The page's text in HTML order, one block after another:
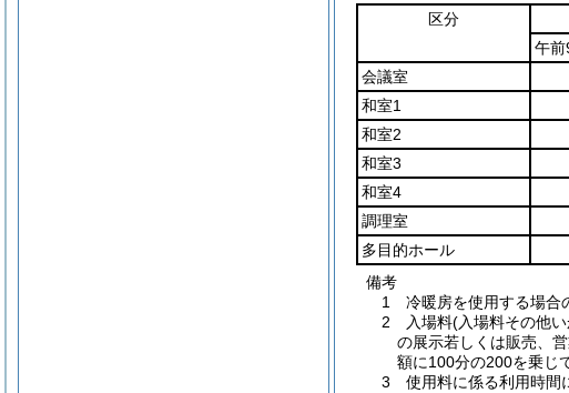
区分
午前
会議室
和室1
和室2
和室3
和室4
調理室
多目的ホール
備考
1 冷暖房を使用する場合
2 入場料(入場料その他い
の展示若しくは販売、
額に100分の200を乗じ
3 使用料に係る利用時間